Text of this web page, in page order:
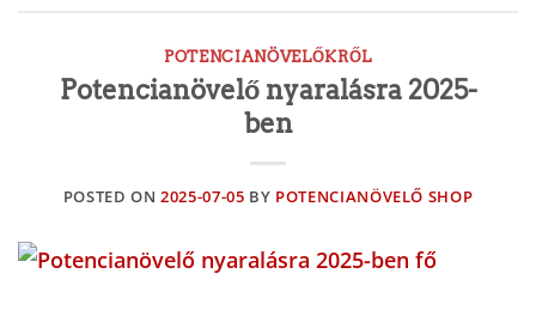
POTENCIANÖVELŐKRŐL
Potencianövelő nyaralásra 2025-
ben
POSTED ON2025-07-05 BY POTENCIANÖVELŐ SHOP